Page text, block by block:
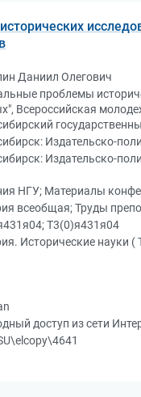
Даниил Олегович
проблемы
Всероссийская
Издательско-
Издательско-
НГУ; Материалы
всеобщая; Труды
Т3(0)я431я04
Исторические науки (
доступ из сети